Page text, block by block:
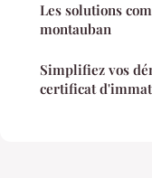
Les solutions
montauban
Simplifiez vos
certificat